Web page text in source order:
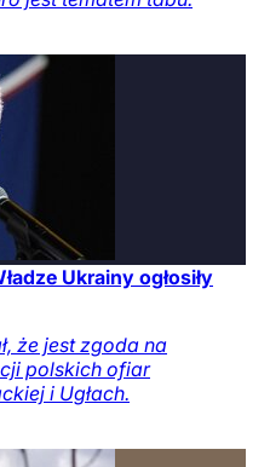
Ukrainy ogłosiły
że jest zgoda na
polskich ofiar
i Ugłach.